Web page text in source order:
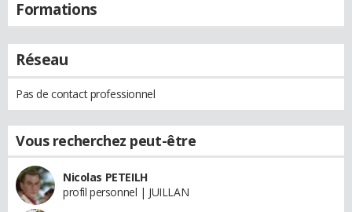
Formations
Réseau
Pas de contact professionnel
Vous recherchez peut-être
Nicolas PETEILH
profil personnel | JUILLAN